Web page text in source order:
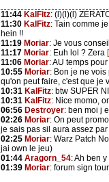
11:44 KalFitz: (l)(l)(l)
11:30 KalFitz: Tain comme
hein !!
11:19 Moriar: Je vous
11:17 Moriar: Euh lol ? Zera
11:06 Moriar: AU temps
10:55 Moriar: Bon je ne
qu'on peut faire, c'est que je
10:31 KalFitz: btw SUPER
10:31 KalFitz: Nice momo,
06:56 Destroyer: ben moi j
02:26 Moriar: On peut
je sais pas sil aura assez par
02:25 Moriar: Warz Patch
jai own le jeu)
01:44 Aragorn_54: Ah ben
01:39 Moriar: forum sign